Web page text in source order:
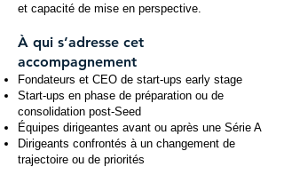
et capacité de mise en perspective.
À qui s’adresse cet
accompagnement
Fondateurs et CEO de start-ups early stage
Start-ups en phase de préparation ou de
consolidation post-Seed
Équipes dirigeantes avant ou après une Série A
Dirigeants confrontés à un changement de
trajectoire ou de priorités